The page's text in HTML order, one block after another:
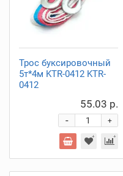
Трос буксировочный
5т*4м KTR-0412 KTR-
0412
55.03 р.
+
-